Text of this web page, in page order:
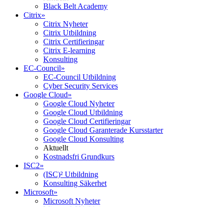
Black Belt Academy
Citrix»
Citrix Nyheter
Citrix Utbildning
Citrix Certifieringar
Citrix E-learning
Konsulting
EC-Council»
EC-Council Utbildning
Cyber Security Services
Google Cloud»
Google Cloud Nyheter
Google Cloud Utbildning
Google Cloud Certifieringar
Google Cloud Garanterade Kursstarter
Google Cloud Konsulting
Aktuellt
Kostnadsfri Grundkurs
ISC2»
(ISC)² Utbildning
Konsulting Säkerhet
Microsoft»
Microsoft Nyheter